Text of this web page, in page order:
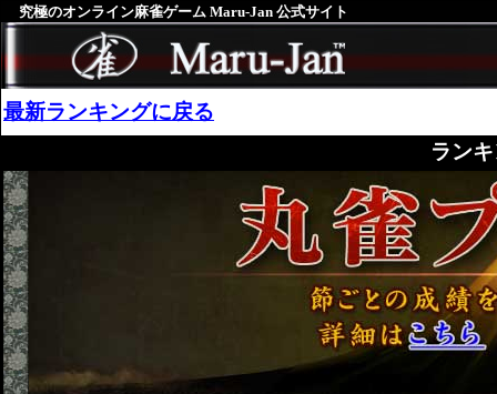
究極のオンライン麻雀ゲーム Maru-Jan 公式サイト
最新ランキングに戻る
ラン